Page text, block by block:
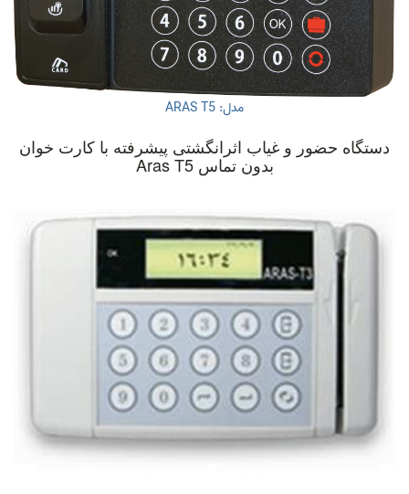
مدل: ARAS T5
دستگاه حضور و غیاب اثرانگشتی پیشرفته با کارت خوان
بدون تماس Aras T5